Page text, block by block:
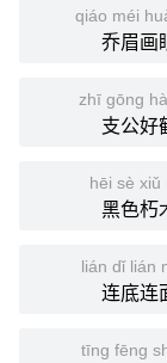
qiáo méi
乔眉画
zhī gōng
支公好
hēi sè xiǔ
黑色朽
lián dǐ lián
连底连
tīng fēng